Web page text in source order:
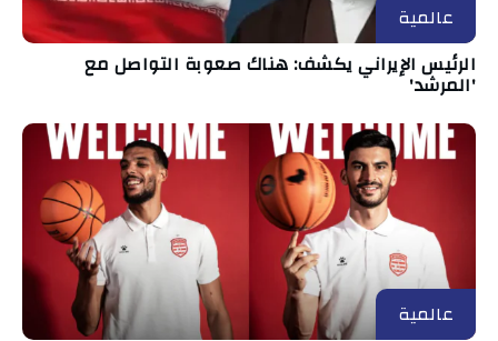
عالمية
الرئيس الإيراني يكشف: هناك صعوبة التواصل مع
'المرشد'
عالمية